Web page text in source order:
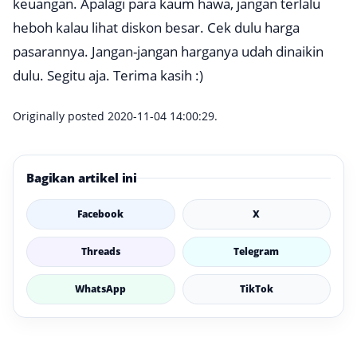
heboh kalau lihat diskon besar. Cek dulu harga
pasarannya. Jangan-jangan harganya udah dinaikin
dulu. Segitu aja. Terima kasih :)
Originally posted 2020-11-04 14:00:29.
Bagikan artikel ini
Facebook X
Threads Telegram
WhatsApp TikTok